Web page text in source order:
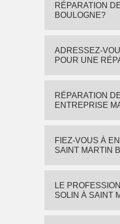
RÉPARATION
BOULOGNE?
ADRESSEZ-
POUR UNE
RÉPARATION
ENTREPRISE
FIEZ-VOUS À
SAINT MARTIN
LE
SOLIN À SAINT